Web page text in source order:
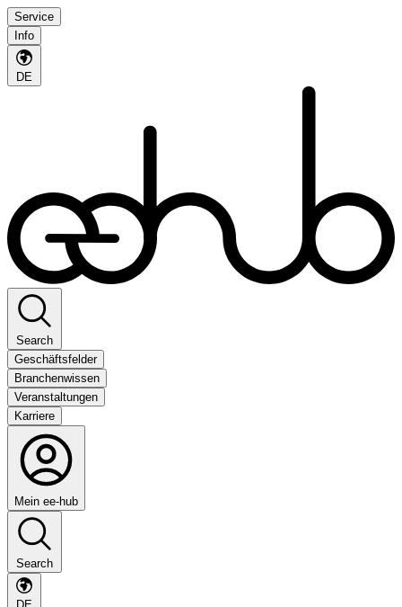
Service
Info
DE
Search
Geschäftsfelder
Branchenwissen
Veranstaltungen
Karriere
Mein ee-hub
Search